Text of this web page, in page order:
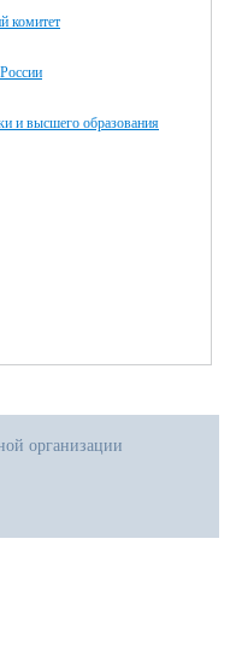
комитет
и высшего образования
организации